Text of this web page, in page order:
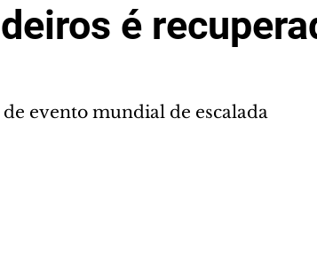
é
de evento mundial de escalada